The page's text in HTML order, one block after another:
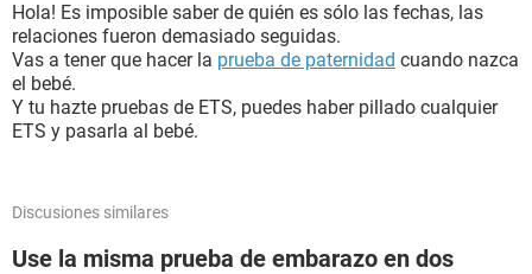
Hola! Es imposible saber de quién es sólo las fechas, las
relaciones fueron demasiado seguidas.
Vas a tener que hacer la prueba de paternidad cuando nazca
el bebé.
Y tu hazte pruebas de ETS, puedes haber pillado cualquier
ETS y pasarla al bebé.
Discusiones similares
Use la misma prueba de embarazo en dos